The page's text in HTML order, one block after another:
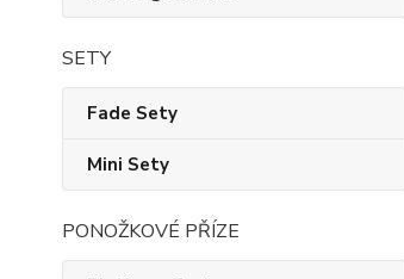
SETY
Fade Sety
Mini Sety
PONOŽKOVÉ PŘÍZE